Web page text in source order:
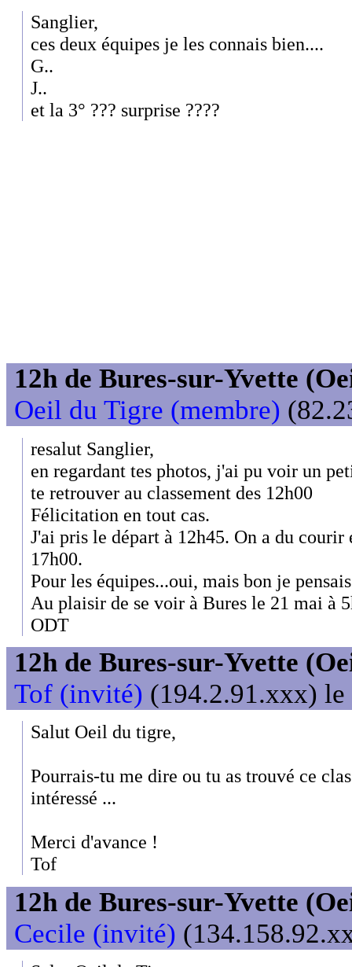
Sanglier,
ces deux équipes je les connais bien....
G..
J..
et la 3° ??? surprise ????
12h de Bures-sur-Yvette
Oeil du Tigre (membre)
resalut Sanglier,
en regardant tes photos, j'ai pu voir un
te retrouver au classement des 12h00
Félicitation en tout cas.
J'ai pris le départ à 12h45. On a du
17h00.
Pour les équipes...oui, mais bon je
Au plaisir de se voir à Bures le 21 mai à
ODT
12h de Bures-sur-Yvette
Tof (invité) (194.2.91.xxx)
Salut Oeil du tigre,
Pourrais-tu me dire ou tu as trouvé ce
intéressé ...
Merci d'avance !
Tof
12h de Bures-sur-Yvette
Cecile (invité)